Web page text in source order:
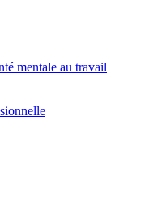
mentale au travail